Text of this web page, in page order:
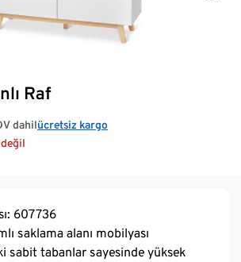
Raf
dahilücretsiz kargo
607736
saklama alanı mobilyası
sabit tabanlar sayesinde yüksek